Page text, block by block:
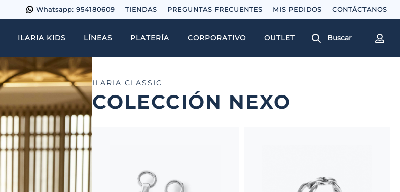
Whatsapp: 954180609 TIENDAS PREGUNTAS FRECUENTES MIS PEDIDOS
ILARIA KIDS LÍNEAS PLATERÍA CORPORATIVO OUTLET Buscar
ILARIA CLASSIC
COLECCIÓN NEXO